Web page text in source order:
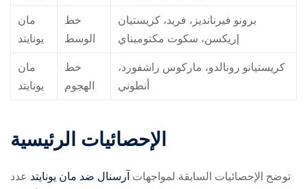
مان
يونايتد
خط
الوسط
برونو فيرنانديز، فريد، كريستيان
إريكسن، سكوت مكتوميناي
مان
يونايتد
خط
الهجوم
كريستيانو رونالدو، ماركوس راشفورد،
أنطوني
الإحصائيات الرئيسية
توضح الإحصائيات السابقة لمواجهات آرسنال ضد مان يونايتد عدد